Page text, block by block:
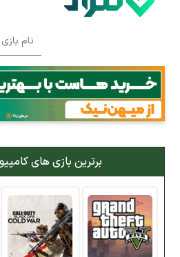
کتاب
جهت دریافت آخرین اخبار و اطلاعات
بله دنبال کنید (ورود)
بازی
،
نرم
افزار
،
موسیقی
...
برترین بازی های